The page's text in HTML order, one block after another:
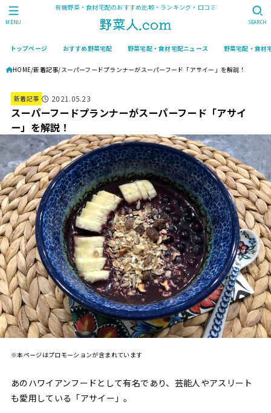
有機野菜・食材宅配のおすすめ比較・ランキング・口コミ
トップページ おすすめ野菜宅配 野菜宅配・食材宅配ニュース 野菜宅配・食材
SEARCH
MENU
HOME 新着記事 スーパーフードプランナーがスーパーフード「アサイー」を解説！
新着記事 2021.05.23
スーパーフードプランナーがスーパーフード「アサイ
ー」を解説！
※本ページはプロモーションが含まれています
あのハワイアンフードとして有名であり、芸能人やアスリート
も愛用している「アサイー」。